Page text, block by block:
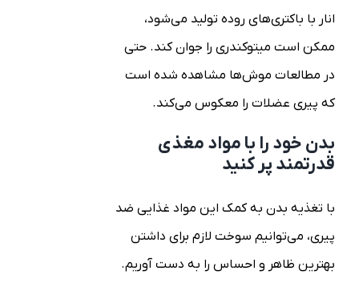
انار با باکتری‌های روده تولید می‌شود،
ممکن است میتوکندری را جوان کند. حتی
در مطالعات موش‌ها مشاهده شده است
که پیری عضلات را معکوس می‌کند.
بدن خود را با مواد مغذی
قدرتمند پر کنید
با تغذیه بدن به کمک این مواد غذایی ضد
پیری، می‌توانیم سوخت لازم برای داشتن
بهترین ظاهر و احساس را به دست آوریم.